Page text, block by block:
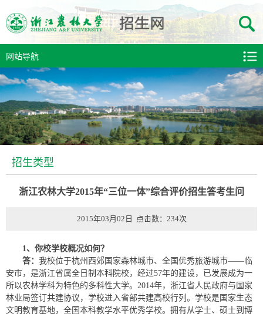
网站导航
招生类型
浙江农林大学2015年“三位一体”综合评价招生答考生问
2015年03月02日 点击数： 234次
1、你校学校概况如何？
答： 我校位于杭州西郊国家森林城市、全国优秀旅游城市——临
安市，是浙江省属全日制本科院校，经过57年的建设，已发展成为一
所以农林学科为特色的多科性大学。2014年，浙江省人民政府与国家
林业局签订共建协议，学校进入省部共建高校行列。学校是国家生态
文明教育基地，全国本科教学水平优秀学校。拥有从学士、硕士到博